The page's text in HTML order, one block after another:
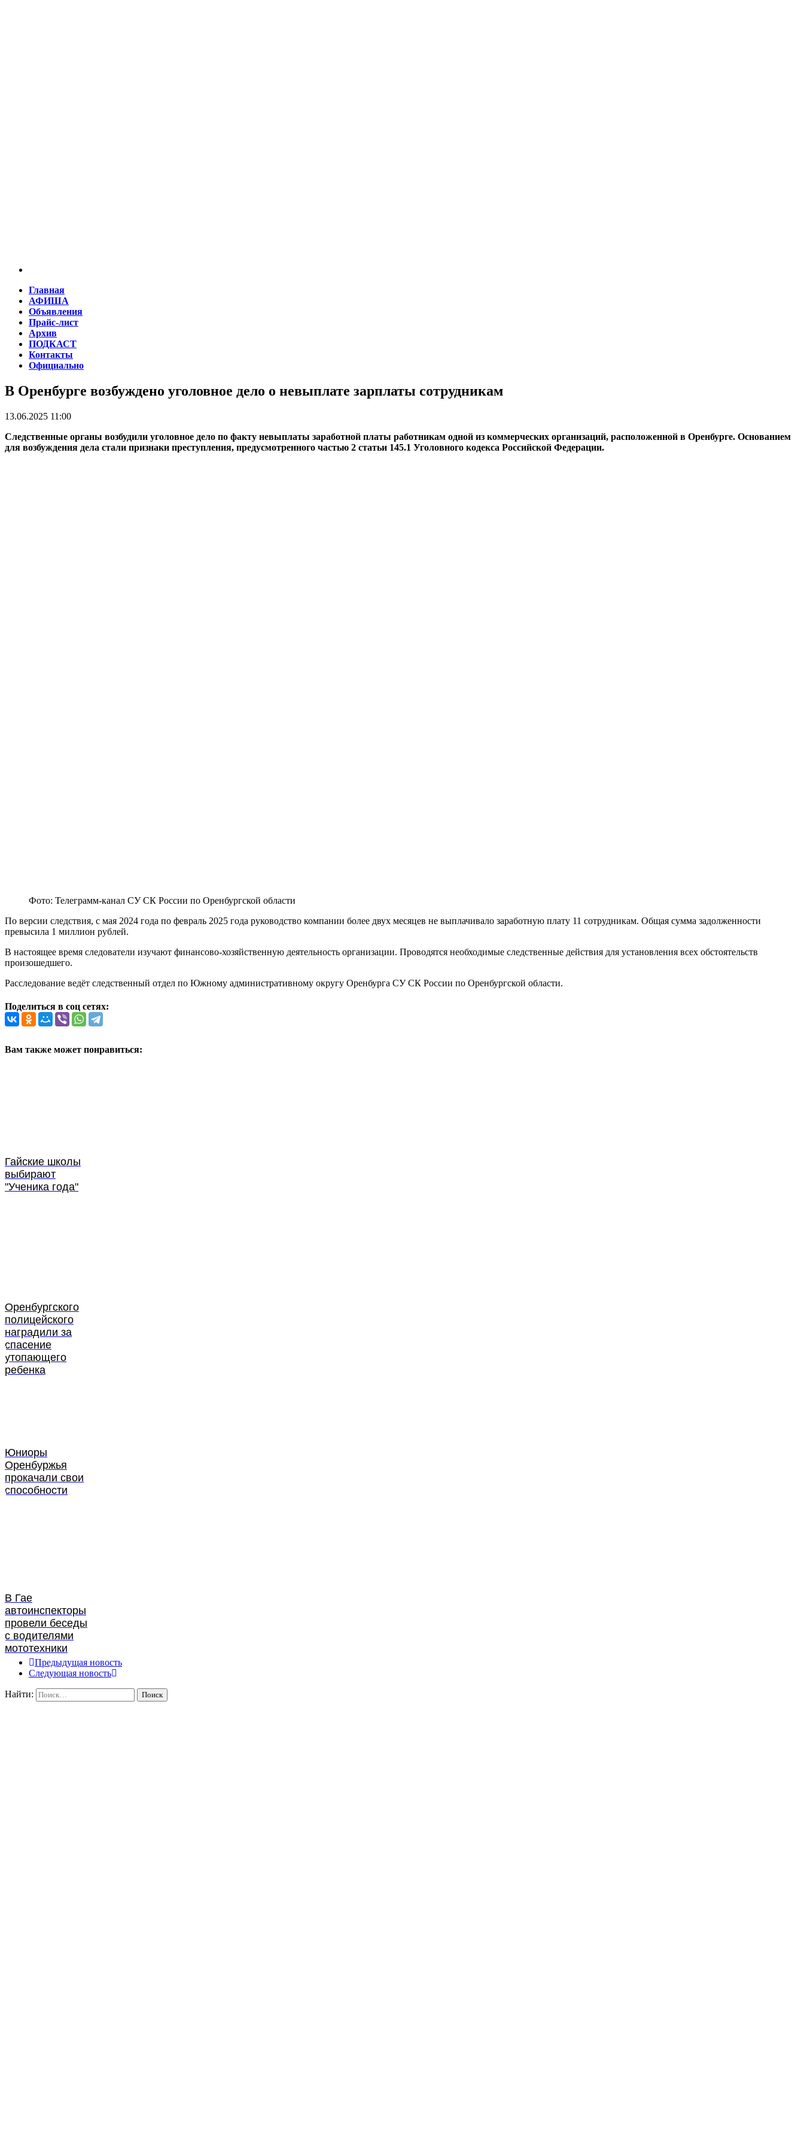
Главная
АФИША
Объявления
Прайс-лист
Архив
ПОДКАСТ
Контакты
Официально
В Оренбурге возбуждено уголовное дело о невыплате зарплаты сотрудникам
13.06.2025 11:00
Следственные органы возбудили уголовное дело по факту невыплаты заработной платы работникам одной из коммерческих организаций, расположенной в Оренбурге. Основанием
для возбуждения дела стали признаки преступления, предусмотренного частью 2 статьи 145.1 Уголовного кодекса Российской Федерации.
Фото: Телеграмм-канал СУ СК России по Оренбургской области
По версии следствия, с мая 2024 года по февраль 2025 года руководство компании более двух месяцев не выплачивало заработную плату 11 сотрудникам. Общая сумма задолженности
превысила 1 миллион рублей.
В настоящее время следователи изучают финансово-хозяйственную деятельность организации. Проводятся необходимые следственные действия для установления всех обстоятельств
произошедшего.
Расследование ведёт следственный отдел по Южному административному округу Оренбурга СУ СК России по Оренбургской области.
Поделиться в соц сетях:
Вам также может понравиться:
Гайские школы
выбирают
"Ученика года"
Оренбургского
полицейского
наградили за
спасение
утопающего
ребенка
Юниоры
Оренбуржья
прокачали свои
способности
В Гае
автоинспекторы
провели беседы
с водителями
мототехники
Предыдущая новость
Следующая новость
Найти: